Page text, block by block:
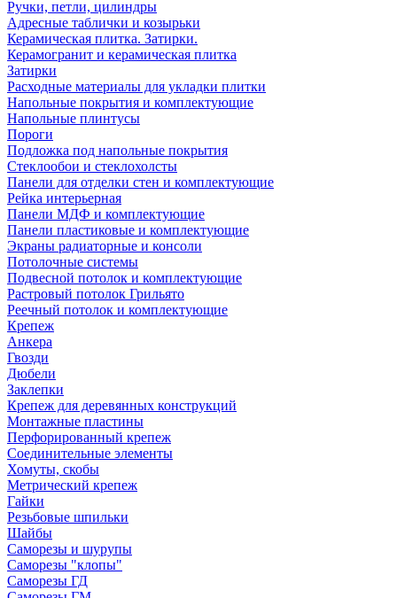
Ручки, петли, цилиндры
Адресные таблички и козырьки
Керамическая плитка. Затирки.
Керамогранит и керамическая плитка
Затирки
Расходные материалы для укладки плитки
Напольные покрытия и комплектующие
Напольные плинтусы
Пороги
Подложка под напольные покрытия
Стеклообои и стеклохолсты
Панели для отделки стен и комплектующие
Рейка интерьерная
Панели МДФ и комплектующие
Панели пластиковые и комплектующие
Экраны радиаторные и консоли
Потолочные системы
Подвесной потолок и комплектующие
Растровый потолок Грильято
Реечный потолок и комплектующие
Крепеж
Анкера
Гвозди
Дюбели
Заклепки
Крепеж для деревянных конструкций
Монтажные пластины
Перфорированный крепеж
Соединительные элементы
Хомуты, скобы
Метрический крепеж
Гайки
Резьбовые шпильки
Шайбы
Саморезы и шурупы
Саморезы "клопы"
Саморезы ГД